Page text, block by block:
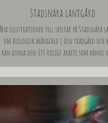
Stadsnära lantgård
Nya illustrationer till skyltar på Stadsnära
om biologisk mångfald i din trädgård och
kan gynna den. Ett roligt arbete som